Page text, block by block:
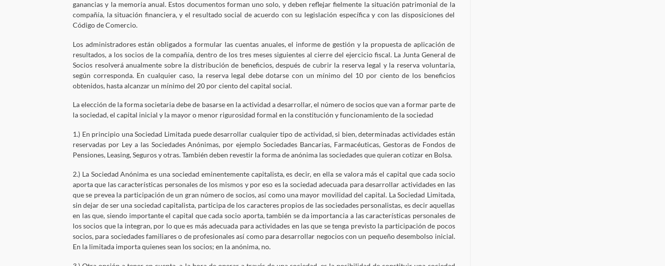
ganancias y la memoria anual. Estos documentos forman uno solo, y deben reflejar fielmente la situación patrimonial de la
compañía, la situación financiera, y el resultado social de acuerdo con su legislación específica y con las disposiciones del
Código de Comercio.
Los administradores están obligados a formular las cuentas anuales, el informe de gestión y la propuesta de aplicación de
resultados, a los socios de la compañía, dentro de los tres meses siguientes al cierre del ejercicio fiscal. La Junta General de
Socios resolverá anualmente sobre la distribución de beneficios, después de cubrir la reserva legal y la reserva voluntaria,
según corresponda. En cualquier caso, la reserva legal debe dotarse con un mínimo del 10 por ciento de los beneficios
obtenidos, hasta alcanzar un mínimo del 20 por ciento del capital social.
La elección de la forma societaria debe de basarse en la actividad a desarrollar, el número de socios que van a formar parte de
la sociedad, el capital inicial y la mayor o menor rigurosidad formal en la constitución y funcionamiento de la sociedad
1.) En principio una Sociedad Limitada puede desarrollar cualquier tipo de actividad, si bien, determinadas actividades están
reservadas por Ley a las Sociedades Anónimas, por ejemplo Sociedades Bancarias, Farmacéuticas, Gestoras de Fondos de
Pensiones, Leasing, Seguros y otras. También deben revestir la forma de anónima las sociedades que quieran cotizar en Bolsa.
2.) La Sociedad Anónima es una sociedad eminentemente capitalista, es decir, en ella se valora más el capital que cada socio
aporta que las características personales de los mismos y por eso es la sociedad adecuada para desarrollar actividades en las
que se prevea la participación de un gran número de socios, así como una mayor movilidad del capital. La Sociedad Limitada,
sin dejar de ser una sociedad capitalista, participa de los caracteres propios de las sociedades personalistas, es decir aquellas
en las que, siendo importante el capital que cada socio aporta, también se da importancia a las características personales de
los socios que la integran, por lo que es más adecuada para actividades en las que se tenga previsto la participación de pocos
socios, para sociedades familiares o de profesionales así como para desarrollar negocios con un pequeño desembolso inicial.
En la limitada importa quienes sean los socios; en la anónima, no.